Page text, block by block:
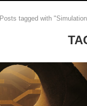
Posts tagged with